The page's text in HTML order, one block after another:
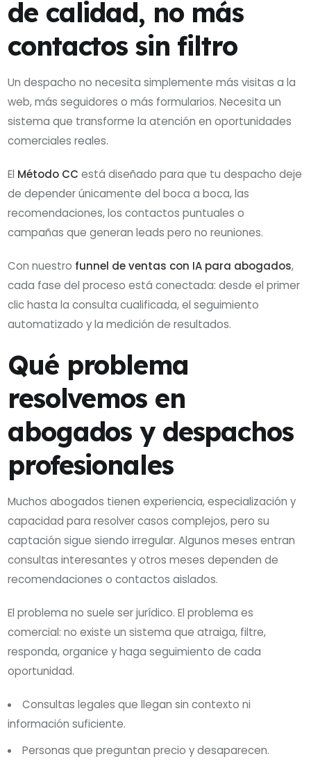
de calidad, no más
contactos sin filtro
Un despacho no necesita simplemente más visitas a la
web, más seguidores o más formularios. Necesita un
sistema que transforme la atención en oportunidades
comerciales reales.
El Método CC está diseñado para que tu despacho deje
de depender únicamente del boca a boca, las
recomendaciones, los contactos puntuales o
campañas que generan leads pero no reuniones.
Con nuestro funnel de ventas con IA para abogados,
cada fase del proceso está conectada: desde el primer
clic hasta la consulta cualificada, el seguimiento
automatizado y la medición de resultados.
Qué problema
resolvemos en
abogados y despachos
profesionales
Muchos abogados tienen experiencia, especialización y
capacidad para resolver casos complejos, pero su
captación sigue siendo irregular. Algunos meses entran
consultas interesantes y otros meses dependen de
recomendaciones o contactos aislados.
El problema no suele ser jurídico. El problema es
comercial: no existe un sistema que atraiga, filtre,
responda, organice y haga seguimiento de cada
oportunidad.
Consultas legales que llegan sin contexto ni
información suficiente.
Personas que preguntan precio y desaparecen.